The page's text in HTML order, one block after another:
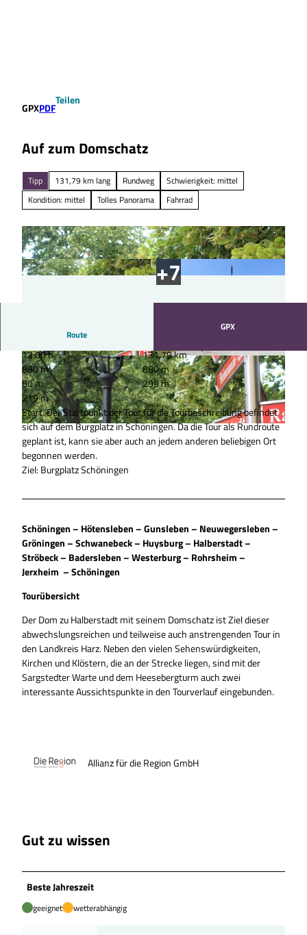
GPXPDF
Teilen
Auf zum Domschatz
Tipp 131,79 km lang Rundweg
Schwierigkeit: mittel
Kondition: mittel
Tolles Panorama Fahrrad
© Thomas Kempernolte, Elm-Freizeit, Allianz für die Region GmbH | CC-BY-SA
© Thomas Kempernolte, Elm-Freizeit, Allianz fü
r die Region GmbH |CC-BY-SA
© Christian Vorbrod, Allianz für die Region Gm
bH |
CC-BY-SA
Route
GPX
13:00 h
131,79 km
880 m
880 m
80 m
299 m
219 m
Start: Der Startpunkt der Tour für die Tourbeschreibung befindet
sich auf dem Burgplatz in Schöningen. Da die Tour als Rundroute
geplant ist, kann sie aber auch an jedem anderen beliebigen Ort
begonnen werden.
Ziel: Burgplatz Schöningen
Schöningen – Hötensleben – Gunsleben – Neuwegersleben –
Gröningen – Schwanebeck – Huysburg – Halberstadt –
Ströbeck – Badersleben – Westerburg – Rohrsheim –
Jerxheim – Schöningen
Tourübersicht
Der Dom zu Halberstadt mit seinem Domschatz ist Ziel dieser
abwechslungsreichen und teilweise auch anstrengenden Tour in
den Landkreis Harz. Neben den vielen Sehenswürdigkeiten,
Kirchen und Klöstern, die an der Strecke liegen, sind mit der
Sargstedter Warte und dem Heesebergturm auch zwei
interessante Aussichtspunkte in den Tourverlauf eingebunden.
Allianz für die Region GmbH
Gut zu wissen
Beste Jahreszeit
geeignet wetterabhängig